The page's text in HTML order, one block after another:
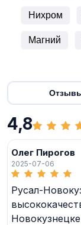
Нихром
Магний
4,8
Олег Пирогов
2025-07-06
Русал-